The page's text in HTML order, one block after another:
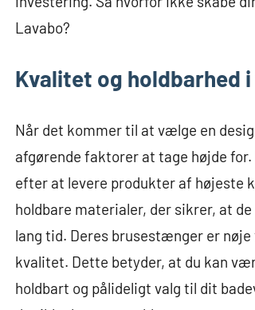
Lavabo?
Kvalitet og holdbarhed
Når det kommer til at vælge en
afgørende faktorer at tage højde
efter at levere produkter af højeste
holdbare materialer, der sikrer, at
lang tid. Deres brusestænger er
kvalitet. Dette betyder, at du kan
holdbart og pålideligt valg til dit